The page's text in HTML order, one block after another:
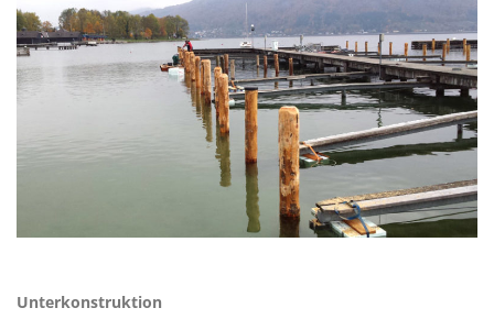
Unterkonstruktion